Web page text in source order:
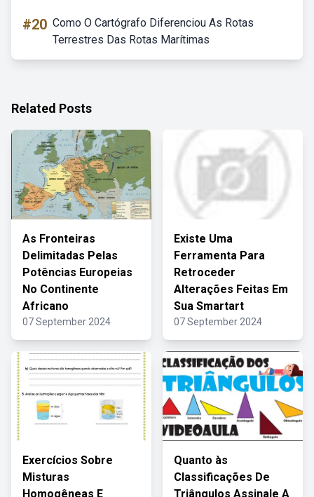
#20 Como O Cartógrafo Diferenciou As Rotas
Terrestres Das Rotas Marítimas
Related Posts
As Fronteiras
Delimitadas Pelas
Potências Europeias
No Continente
Africano
07 September 2024
Existe Uma
Ferramenta Para
Retroceder
Alterações Feitas Em
Sua Smartart
07 September 2024
Exercícios Sobre
Misturas
Homogêneas E
Quanto às
Classificações De
Triângulos Assinale A